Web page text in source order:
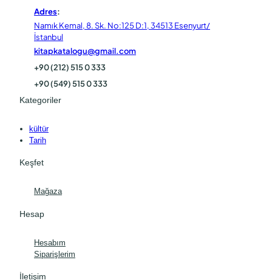
Adres:
Namık Kemal, 8. Sk. No:125 D:1, 34513 Esenyurt/
İstanbul
kitapkatalogu@gmail.com
+90 (212) 515 0 333
+90 (549) 515 0 333
Kategoriler
kültür
Tarih
Keşfet
Mağaza
Hesap
Hesabım
Siparişlerim
İletişim